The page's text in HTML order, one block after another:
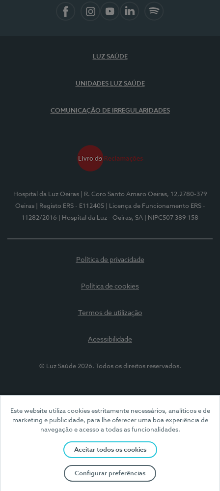
Este website utiliza cookies estritamente necessários, analíticos e de
marketing e publicidade, para lhe oferecer uma boa experiência de
navegação e acesso a todas as funcionalidades.
Aceitar todos os cookies
Configurar preferências
LUZ SAÚDE
UNIDADES LUZ SAÚDE
COMUNICAÇÃO DE IRREGULARIDADES
Hospital da Luz Oeiras
| R. Coro Santo Amaro Oeiras, 12,2780-379
Oeiras
| Registo ERS - E112405
| Licença de Funcionamento ERS -
11282/2016
| Hospital da Luz - Oeiras, SA | NIPC507 389 158
Política de privacidade
Política de cookies
Termos de utilização
Acessibilidade
© Luz Saúde 2026. Todos os direitos reservados.